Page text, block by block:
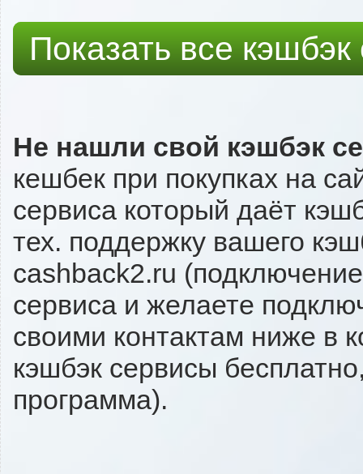
Показать все
Не нашли свой кэшбэк
кешбек при покупках на
сервиса который даёт
тех. поддержку вашего
cashback2.ru
сервиса и желаете
своими контактам ниже в
кэшбэк сервисы
программа).